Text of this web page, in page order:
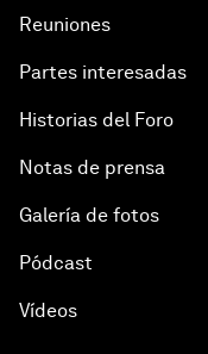
Reuniones
Partes interesadas
Historias del Foro
Notas de prensa
Galería de fotos
Pódcast
Vídeos